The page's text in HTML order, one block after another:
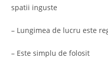
spatii inguste
– Lungimea de lucru este
– Este simplu de folosit